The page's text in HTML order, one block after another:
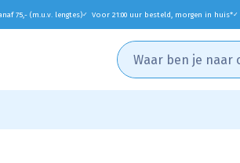
75,- (m.u.v. lengtes)✓ Voor 21:00 uur besteld, morgen in huis*✓